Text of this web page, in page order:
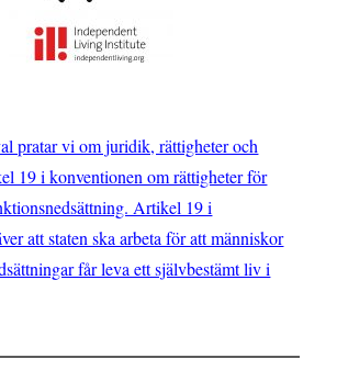
pratar vi om juridik, rättigheter och
19 i konventionen om rättigheter för
Artikel 19 i
att staten ska arbeta för att människor
får leva ett självbestämt liv i